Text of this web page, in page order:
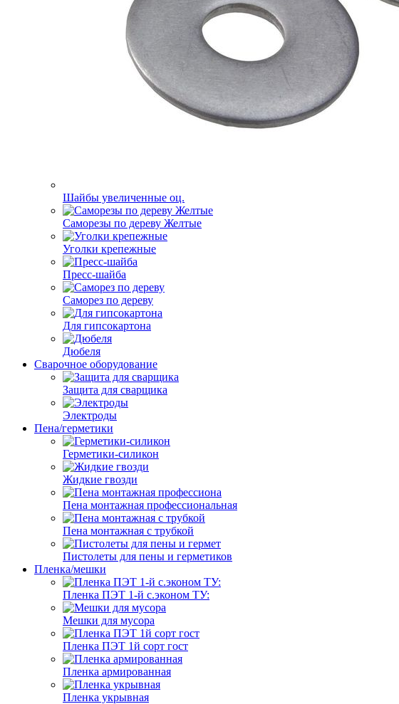
Шайбы увеличенные оц.
Саморезы по дереву Желтые
Уголки крепежные
Пресс-шайба
Саморез по дереву
Для гипсокартона
Дюбеля
Сварочное оборудование
Защита для сварщика
Электроды
Пена/герметики
Герметики-силикон
Жидкие гвозди
Пена монтажная профессиональная
Пена монтажная с трубкой
Пистолеты для пены и герметиков
Пленка/мешки
Пленка ПЭТ 1-й с.эконом ТУ:
Мешки для мусора
Пленка ПЭТ 1й сорт гост
Пленка армированная
Пленка укрывная